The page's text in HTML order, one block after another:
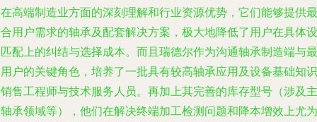
高端制造业方面的深刻理解和行业资源优势，它们能够提供最
用户需求的轴承及配套解决方案，极大地降低了用户在具体设
配上的纠结与选择成本。而且瑞德尔作为沟通轴承制造端与最
户的关键角色，培养了一批具有较高轴承应用及设备基础知识
售工程师与技术服务人员。再加上其完善的库存型号（涉及主
承领域等），他们在解决终端加工检测问题和降本增效上尤为